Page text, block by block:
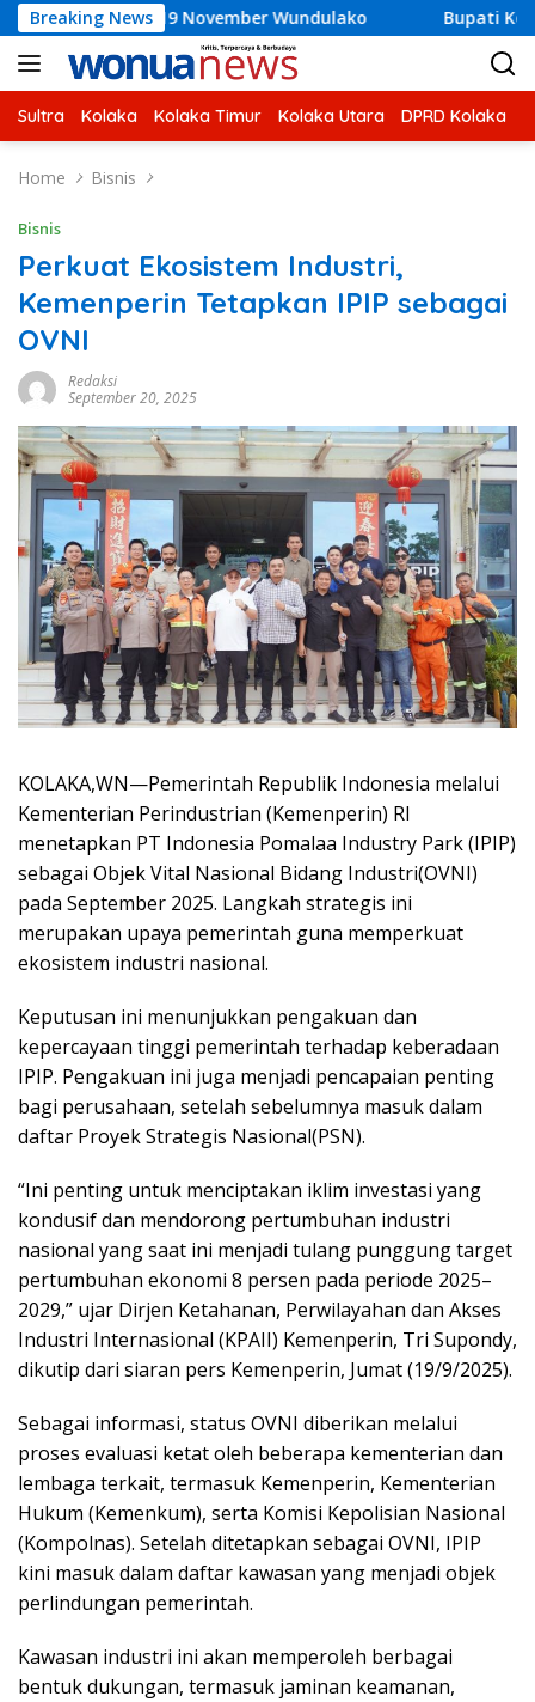
Skip
to
content
Breaking News
November Wundulako Bupati Kolaka H Amri,
Sultra Kolaka Kolaka Timur Kolaka Utara DPRD Kolaka
Home Bisnis
Bisnis
Perkuat Ekosistem Industri,
Kemenperin Tetapkan IPIP sebagai
OVNI
Redaksi
September 20, 2025
KOLAKA,WN—Pemerintah Republik Indonesia melalui
Kementerian Perindustrian (Kemenperin) RI
menetapkan PT Indonesia Pomalaa Industry Park (IPIP)
sebagai Objek Vital Nasional Bidang Industri(OVNI)
pada September 2025. Langkah strategis ini
merupakan upaya pemerintah guna memperkuat
ekosistem industri nasional.
Keputusan ini menunjukkan pengakuan dan
kepercayaan tinggi pemerintah terhadap keberadaan
IPIP. Pengakuan ini juga menjadi pencapaian penting
bagi perusahaan, setelah sebelumnya masuk dalam
daftar Proyek Strategis Nasional(PSN).
“Ini penting untuk menciptakan iklim investasi yang
kondusif dan mendorong pertumbuhan industri
nasional yang saat ini menjadi tulang punggung target
pertumbuhan ekonomi 8 persen pada periode 2025–
2029,” ujar Dirjen Ketahanan, Perwilayahan dan Akses
Industri Internasional (KPAII) Kemenperin, Tri Supondy,
dikutip dari siaran pers Kemenperin, Jumat (19/9/2025).
Sebagai informasi, status OVNI diberikan melalui
proses evaluasi ketat oleh beberapa kementerian dan
lembaga terkait, termasuk Kemenperin, Kementerian
Hukum (Kemenkum), serta Komisi Kepolisian Nasional
(Kompolnas). Setelah ditetapkan sebagai OVNI, IPIP
kini masuk dalam daftar kawasan yang menjadi objek
perlindungan pemerintah.
Kawasan industri ini akan memperoleh berbagai
bentuk dukungan, termasuk jaminan keamanan,